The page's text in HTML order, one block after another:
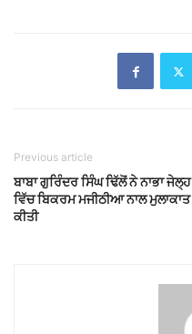
Previous article
ਬਾਬਾ ਗੁਰਿੰਦਰ ਸਿੰਘ ਢਿੱਲੋਂ ਨੇ ਨਾਭਾ ਜੇਲ੍ਹ
ਵਿੱਚ ਬਿਕਰਮ ਮਜੀਠੀਆ ਨਾਲ ਮੁਲਾਕਾਤ
ਕੀਤੀ